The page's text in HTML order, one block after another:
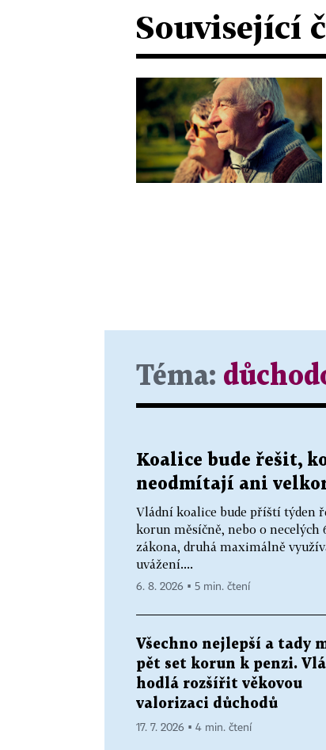
Související
Téma:
Koalice bude řešit,
neodmítají ani
Vládní koalice bude příští týden
korun měsíčně, nebo o
zákona, druhá maximálně
uvážení....
6. 8. 2026 ▪ 5 min. čtení
Všechno nejlepší a tady
pět set korun k penzi.
hodlá rozšířit věkovou
valorizaci důchodů
17. 7. 2026 ▪ 4 min. čtení